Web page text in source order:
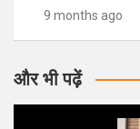
9 months ago
और भी पढ़ें